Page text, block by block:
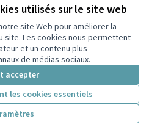
utilisés sur le site web
site Web pour améliorer la
site. Les cookies nous permettent
et un contenu plus
de médias sociaux.
accepter
les cookies essentiels
Retenue en présélection
citoyenne